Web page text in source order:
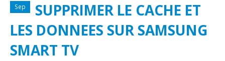
Sep
SUPPRIMER LE CACHE ET
LES DONNEES SUR SAMSUNG
SMART TV